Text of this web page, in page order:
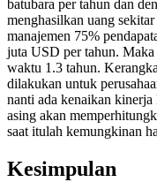
batubara per tahun dan
menghasilkan uang
manajemen 75%
juta USD per tahun. Maka
waktu 1.3 tahun.
dilakukan untuk
nanti ada kenaikan
asing akan
saat itulah kemungkinan
Kesimpulan